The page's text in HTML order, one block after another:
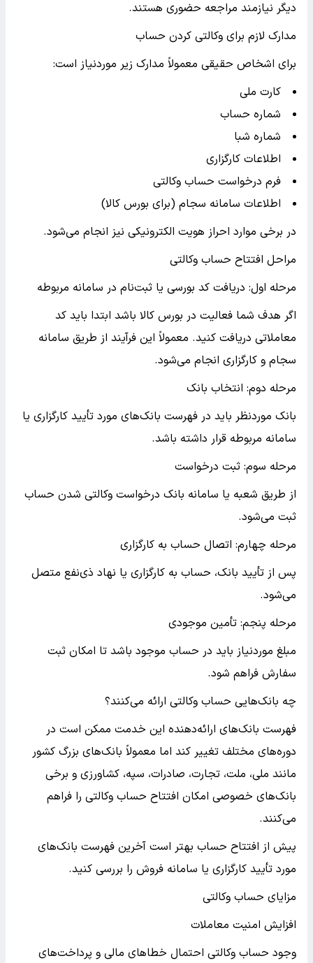
دیگر نیازمند مراجعه حضوری هستند.
مدارک لازم برای وکالتی کردن حساب
برای اشخاص حقیقی معمولاً مدارک زیر موردنیاز است:
کارت ملی
شماره حساب
شماره شبا
اطلاعات کارگزاری
فرم درخواست حساب وکالتی
اطلاعات سامانه سجام (برای بورس کالا)
در برخی موارد احراز هویت الکترونیکی نیز انجام می‌شود.
مراحل افتتاح حساب وکالتی
مرحله اول: دریافت کد بورسی یا ثبت‌نام در سامانه مربوطه
اگر هدف شما فعالیت در بورس کالا باشد ابتدا باید کد
معاملاتی دریافت کنید. معمولاً این فرآیند از طریق سامانه
سجام و کارگزاری انجام می‌شود.
مرحله دوم: انتخاب بانک
بانک موردنظر باید در فهرست بانک‌های مورد تأیید کارگزاری یا
سامانه مربوطه قرار داشته باشد.
مرحله سوم: ثبت درخواست
از طریق شعبه یا سامانه بانک درخواست وکالتی شدن حساب
ثبت می‌شود.
مرحله چهارم: اتصال حساب به کارگزاری
پس از تأیید بانک، حساب به کارگزاری یا نهاد ذی‌نفع متصل
می‌شود.
مرحله پنجم: تأمین موجودی
مبلغ موردنیاز باید در حساب موجود باشد تا امکان ثبت
سفارش فراهم شود.
چه بانک‌هایی حساب وکالتی ارائه می‌کنند؟
فهرست بانک‌های ارائه‌دهنده این خدمت ممکن است در
دوره‌های مختلف تغییر کند اما معمولاً بانک‌های بزرگ کشور
مانند ملی، ملت، تجارت، صادرات، سپه، کشاورزی و برخی
بانک‌های خصوصی امکان افتتاح حساب وکالتی را فراهم
می‌کنند.
پیش از افتتاح حساب بهتر است آخرین فهرست بانک‌های
مورد تأیید کارگزاری یا سامانه فروش را بررسی کنید.
مزایای حساب وکالتی
افزایش امنیت معاملات
وجود حساب وکالتی احتمال خطاهای مالی و پرداخت‌های